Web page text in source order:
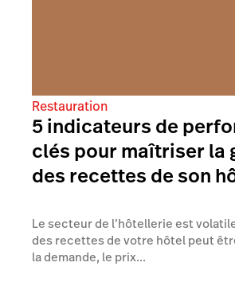
Restauration
5 indicateurs de
clés pour maîtriser la
des recettes de son
Le secteur de l’hôtellerie est
des recettes de votre hôtel peut
la demande, le prix...